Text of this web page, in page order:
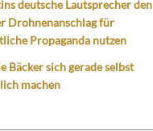
deutsche Lautsprecher den
Drohnenanschlag für
Propaganda nutzen
Bäcker sich gerade selbst
machen